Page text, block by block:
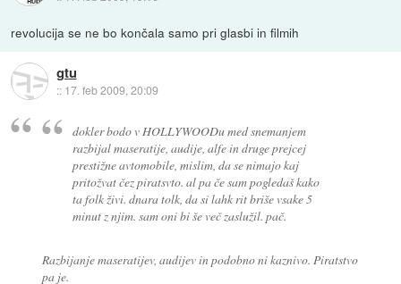
revolucija se ne bo končala samo pri glasbi in filmih
gtu
:: 17. feb 2009, 20:09
dokler bodo v HOLLYWOODu med snemanjem
razbijal maseratije, audije, alfe in druge prejcej
prestižne avtomobile, mislim, da se nimajo kaj
pritožvat čez piratsvto. al pa če sam pogledaš kako
ta folk živi. dnara tolk, da si lahk rit briše vsake 5
minut z njim. sam oni bi še več zaslužil. pač.
Razbijanje maseratijev, audijev in podobno ni kaznivo. Piratstvo
pa je.